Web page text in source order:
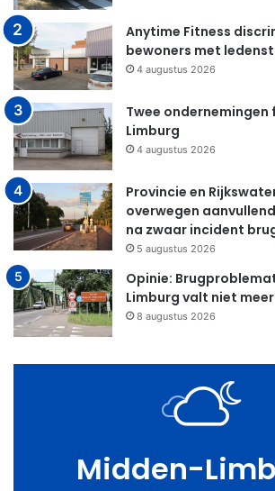
Anytime Fitness
bewoners met
4 augustus 2026
Twee
Limburg
4 augustus 2026
Provincie en
overwegen
na zwaar incident
5 augustus 2026
Opinie:
Limburg valt niet
8 augustus 2026
Midden-